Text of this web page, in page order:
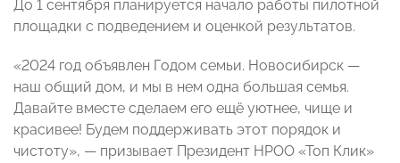
До 1 сентября планируется начало работы пилотной
площадки с подведением и оценкой результатов.
«2024 год объявлен Годом семьи. Новосибирск —
наш общий дом, и мы в нем одна большая семья.
Давайте вместе сделаем его ещё уютнее, чище и
красивее! Будем поддерживать этот порядок и
чистоту», — призывает Президент НРОО «Топ Клик»